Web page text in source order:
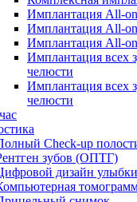
Имплантация All-
Имплантация All-
Имплантация All-
Имплантация всех
челюсти
Имплантация всех
челюсти
Check-up
зубов (ОПТГ)
дизайн